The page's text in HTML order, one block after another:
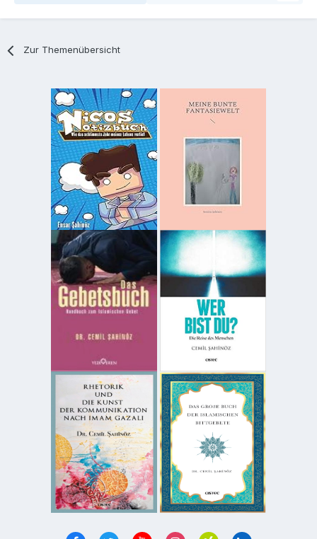
Zur Themenübersicht